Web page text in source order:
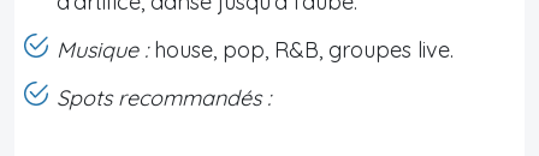
Musique :house, pop, R&B, groupes live.
Spots recommandés :